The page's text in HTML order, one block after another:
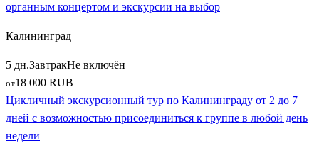
органным концертом и экскурсии на выбор
Калининград
5 дн.ЗавтракНе включён
от18 000 RUB
Цикличный экскурсионный тур по Калининграду от 2 до 7
дней с возможностью присоединиться к группе в любой день
недели